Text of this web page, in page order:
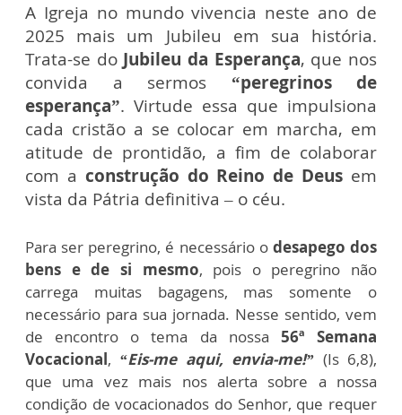
A Igreja no mundo vivencia neste ano de
2025 mais um Jubileu em sua história.
Trata-se do Jubileu da Esperança, que nos
convida a sermos “peregrinos de
esperança”. Virtude essa que impulsiona
cada cristão a se colocar em marcha, em
atitude de prontidão, a fim de colaborar
com a construção do Reino de Deus em
vista da Pátria definitiva – o céu.
Para ser peregrino, é necessário o desapego dos
bens e de si mesmo, pois o peregrino não
carrega muitas bagagens, mas somente o
necessário para sua jornada. Nesse sentido, vem
de encontro o tema da nossa 56ª Semana
Vocacional, “Eis-me aqui, envia-me!” (Is 6,8),
que uma vez mais nos alerta sobre a nossa
condição de vocacionados do Senhor, que requer